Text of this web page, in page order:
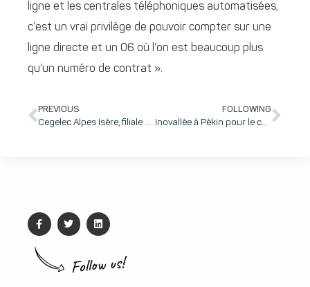
ligne et les centrales téléphoniques automatisées,
c’est un vrai privilège de pouvoir compter sur une
ligne directe et un 06 où l’on est beaucoup plus
qu’un numéro de contrat ».
PREVIOUS
Cegelec Alpes Isère, filiale du groupe VINCI Energies, s’implante sur inovallée et ouvre ainsi une nouvelle entreprise tertiaire sur le bassin grenoblois
FOLLOWING
Inovallée à Pékin pour le congrès mondial de l’IASP : une semaine au cœur de l’innovation internationale, et un partenariat de collaboration signé avec Zhongguancun pour favoriser le softlanding croisé
Follow us!